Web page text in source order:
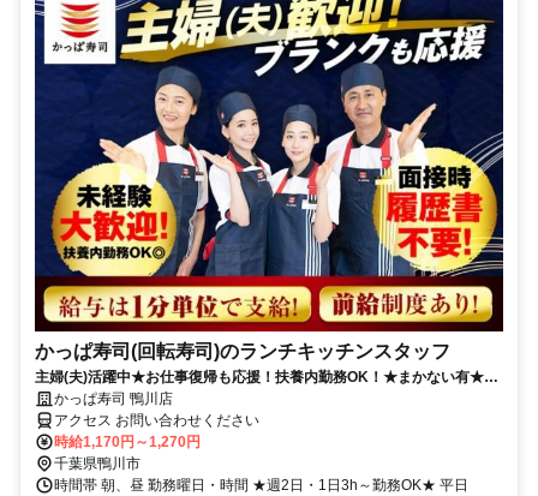
かっぱ寿司(回転寿司)のランチキッチンスタッフ
主婦(夫)活躍中★お仕事復帰も応援！扶養内勤務OK！★まかない有★短
時間OK★履歴書不要
かっぱ寿司 鴨川店
アクセス お問い合わせください
時給1,170円～1,270円
千葉県鴨川市
時間帯 朝、昼 勤務曜日・時間 ★週2日・1日3h～勤務OK★ 平日